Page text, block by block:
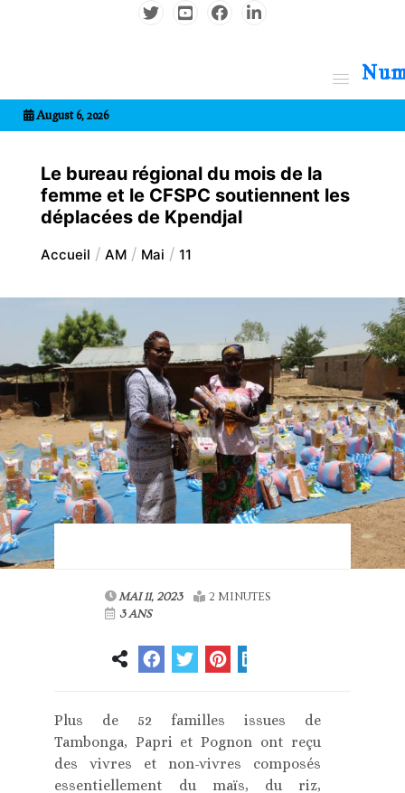
August 6, 2026
Le bureau régional du mois de la
femme et le CFSPC soutiennent les
déplacées de Kpendjal
Accueil AM Mai 11
MAI 11, 2023
2 MINUTES
3 ANS
Plus de 52 familles issues de
Tambonga, Papri et Pognon ont reçu
des vivres et non-vivres composés
essentiellement du maïs, du riz,